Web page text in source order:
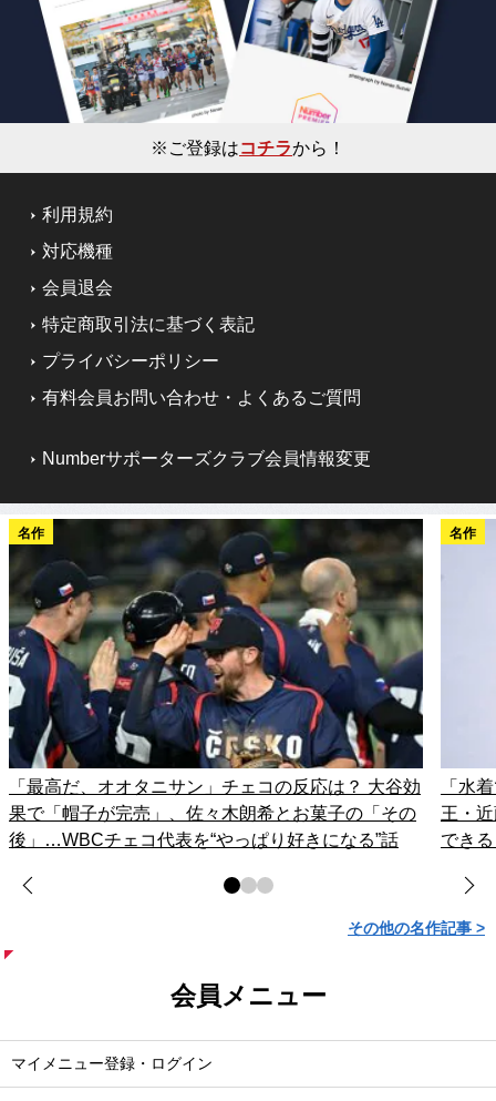
※ご登録はコチラから！
利用規約
対応機種
会員退会
特定商取引法に基づく表記
プライバシーポリシー
有料会員お問い合わせ・よくあるご質問
Numberサポーターズクラブ会員情報変更
名作
「最高だ、オオタニサン」チェコの反応は？ 大谷効
果で「帽子が完売」、佐々木朗希とお菓子の「その
後」…WBCチェコ代表を“やっぱり好きになる”話
名作
「水
王・
でき
その他の名作記事 >
会員メニュー
マイメニュー登録・ログイン